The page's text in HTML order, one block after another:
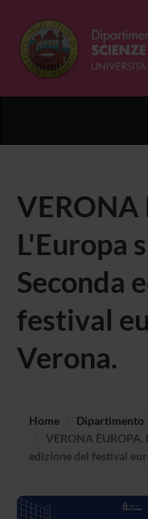
VERONA
L'Europa
Seconda
festival
Verona.
Home Dipartimento
VERONA ÈUROPA.
edizione del festival